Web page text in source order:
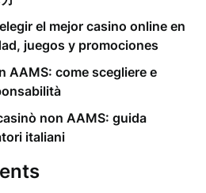
el mejor casino online en
juegos y promociones
AAMS: come scegliere e
non AAMS: guida
italiani